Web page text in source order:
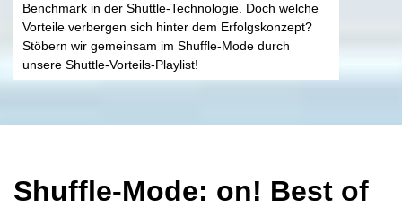
Benchmark in der Shuttle-Technologie. Doch welche
Vorteile verbergen sich hinter dem Erfolgskonzept?
Stöbern wir gemeinsam im Shuffle-Mode durch
unsere Shuttle-Vorteils-Playlist!
Shuffle-Mode: on! Best of